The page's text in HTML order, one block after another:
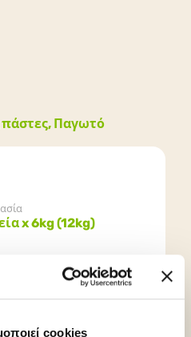
cookies
Παγωτό
x 6kg (12kg)